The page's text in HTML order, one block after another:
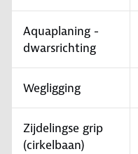
Aquaplaning -
dwarsrichting
Wegligging
Zijdelingse grip
(cirkelbaan)